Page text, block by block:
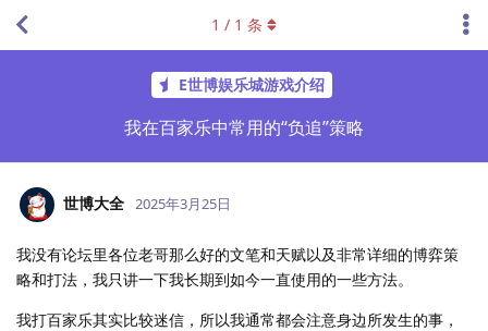
E世博娱乐城游戏介绍
我在百家乐中常用的“负追”策略
1 / 1 条
世博大全 2025年3月25日
我没有论坛里各位老哥那么好的文笔和天赋以及非常详细的博弈策
略和打法，我只讲一下我长期到如今一直使用的一些方法。
我打百家乐其实比较迷信，所以我通常都会注意身边所发生的事，